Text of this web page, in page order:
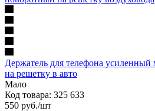
Держатель для телефона
на решетку в авто
Мало
Код товара: 325 633
550 руб./шт